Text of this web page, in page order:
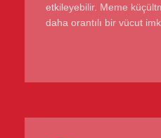
etkileyebilir. Meme
daha orantılı bir vücut